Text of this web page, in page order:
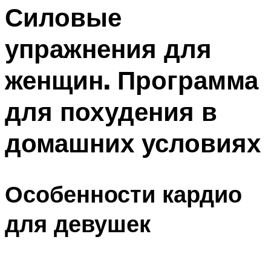
Силовые
упражнения для
женщин. Программа
для похудения в
домашних условиях
Особенности кардио
для девушек